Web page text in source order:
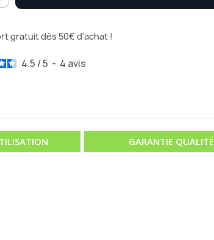
gratuit dès 50€ d'achat !
4.5 /5 - 4 avis
GARANTIE QUALITÉ